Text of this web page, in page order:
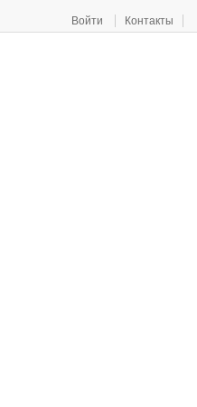
Войти Контакты